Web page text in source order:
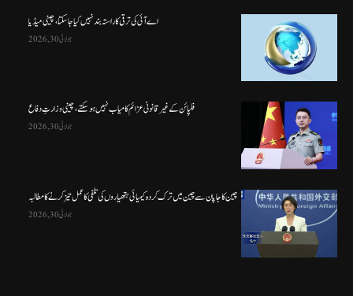
اے آئی کی ترقی کا راستہ بند نہیں کیا جا سکتا، چینی میڈیا
جولائی 30, 2026
فلپائن کے غیر قانونی عزائم کامیاب نہیں ہو سکتے ، چینی وزارتِ دفاع
جولائی 30, 2026
چین کا جاپان سے چین میں ترک کردہ کیمیائی ہتھیاروں کی تلفی کا عمل تیز کرنے کا مطالبہ
جولائی 30, 2026